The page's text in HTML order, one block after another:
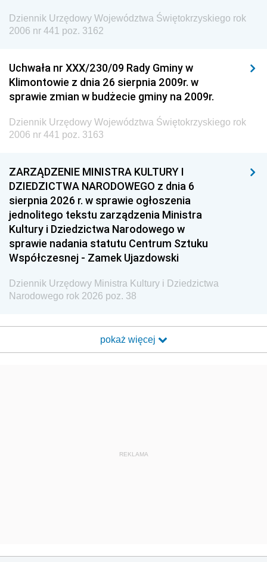
Dziennik Urzędowy Województwa Świętokrzyskiego rok
2006 nr 441 poz. 3162
Uchwała nr XXX/230/09 Rady Gminy w
Klimontowie z dnia 26 sierpnia 2009r. w
sprawie zmian w budżecie gminy na 2009r.
Dziennik Urzędowy Województwa Świętokrzyskiego rok
2006 nr 441 poz. 3163
ZARZĄDZENIE MINISTRA KULTURY I
DZIEDZICTWA NARODOWEGO z dnia 6
sierpnia 2026 r. w sprawie ogłoszenia
jednolitego tekstu zarządzenia Ministra
Kultury i Dziedzictwa Narodowego w
sprawie nadania statutu Centrum Sztuku
Współczesnej - Zamek Ujazdowski
Dziennik Urzędowy Ministra Kultury i Dziedzictwa
Narodowego rok 2026 poz. 38
pokaż więcej
REKLAMA